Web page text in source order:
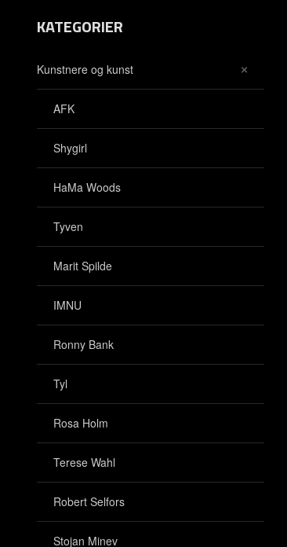
KATEGORIER
Kunstnere og kunst
AFK
Shygirl
HaMa Woods
Tyven
Marit Spilde
IMNU
Ronny Bank
Tyl
Rosa Holm
Terese Wahl
Robert Selfors
Stojan Minev